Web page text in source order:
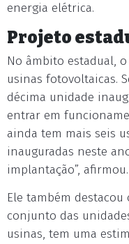
energia elétrica.
Projeto
No âmbito estadual,
usinas fotovoltaicas.
décima unidade
entrar em
ainda tem mais seis
inauguradas neste
implantação”, afirmou.
Ele também
conjunto das
usinas, tem uma